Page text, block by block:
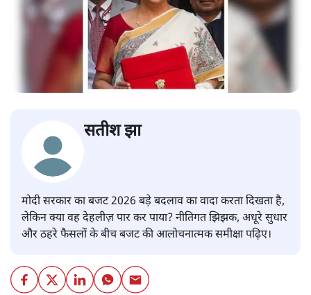
सतीश झा
मोदी सरकार का बजट 2026 बड़े बदलाव का वादा करता दिखता है,
लेकिन क्या वह देहलीज़ पार कर पाया? नीतिगत झिझक, अधूरे सुधार
और ठहरे फैसलों के बीच बजट की आलोचनात्मक समीक्षा पढ़िए।